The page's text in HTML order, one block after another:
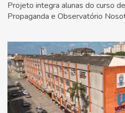
Projeto integra alunas do curso
Propaganda e Observatório